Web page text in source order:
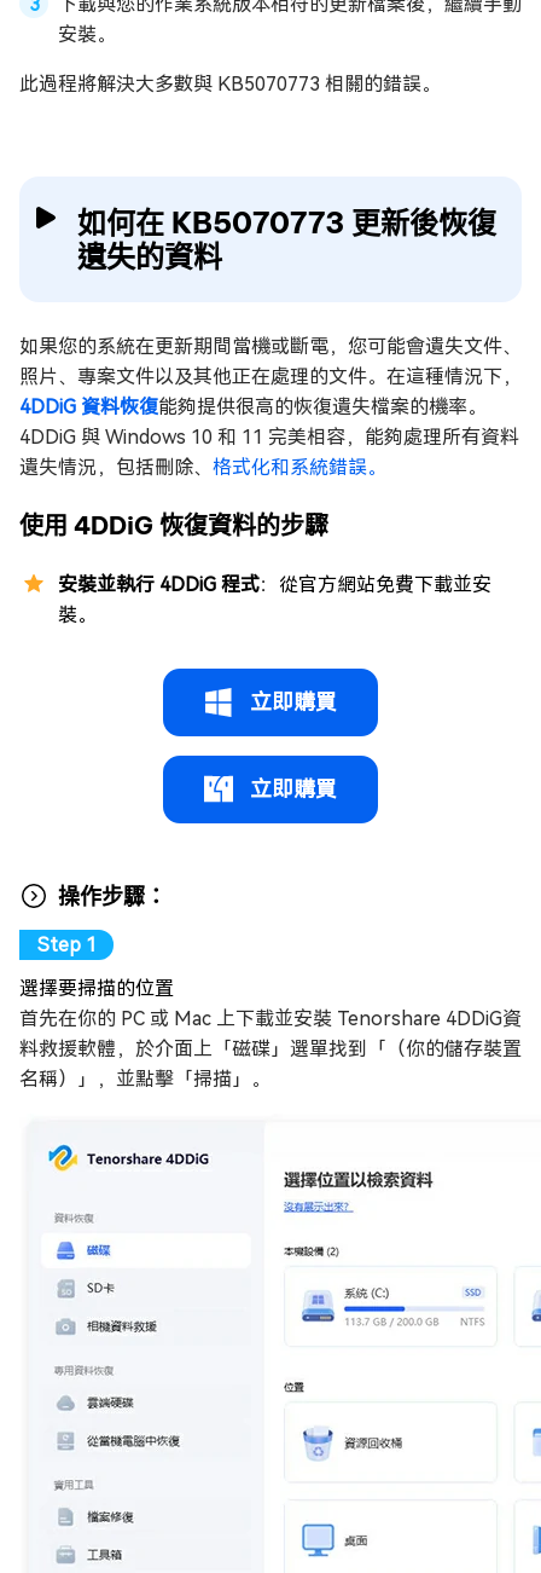
安裝。
此過程將解決大多數與 KB5070773 相關的錯誤。
如何在 KB5070773 更新後恢復
遺失的資料
如果您的系統在更新期間當機或斷電，您可能會遺失文件、
照片、專案文件以及其他正在處理的文件。在這種情況下，
4DDiG 資料恢復能夠提供很高的恢復遺失檔案的機率。
4DDiG 與 Windows 10 和 11 完美相容，能夠處理所有資料
遺失情況，包括刪除、 格式化和系統錯誤。
使用 4DDiG 恢復資料的步驟
安裝並執行 4DDiG 程式：從官方網站免費下載並安
裝。
立即購買
立即購買
操作步驟：
選擇要掃描的位置
首先在你的 PC 或 Mac 上下載並安裝 Tenorshare 4DDiG資
料救援軟體，於介面上「磁碟」選單找到「（你的儲存裝置
名稱）」，並點擊「掃描」。